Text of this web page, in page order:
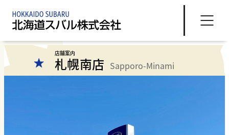
店舗案内
札幌南店 Sapporo-Minami